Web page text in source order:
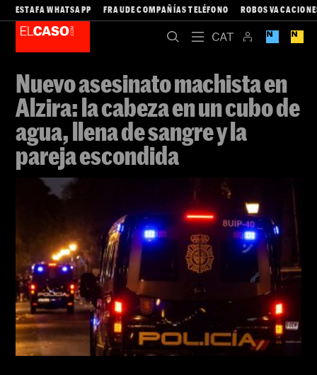
ESTAFA WHATSAPP FRAUDE COMPAÑÍAS TELÉFONO ROBOS
Nuevo asesinato machista en
Alzira: la cabeza en un cubo de
agua, llena de sangre y la
pareja escondida